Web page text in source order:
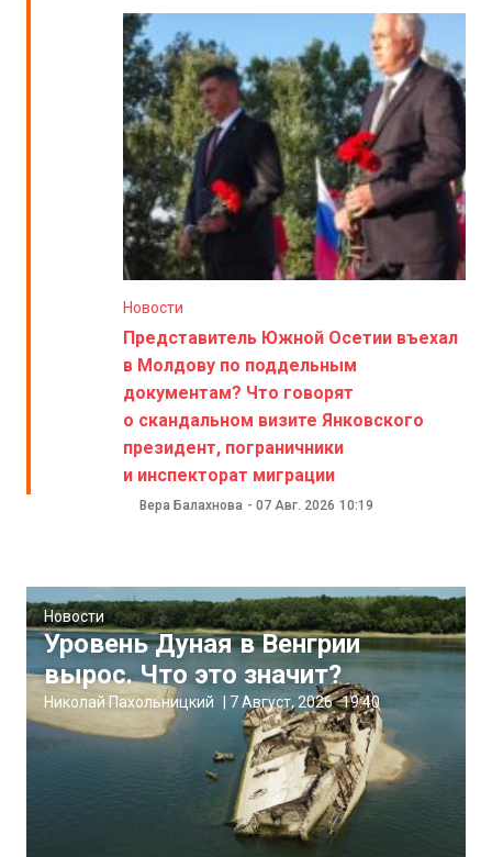
Новости
Представитель Южной Осетии въехал
в Молдову по поддельным
документам? Что говорят
о скандальном визите Янковского
президент, пограничники
и инспекторат миграции
Вера Балахнова - 07 Авг. 2026 10:19
Новости
Уровень Дуная в Венгрии
вырос. Что это значит?
Николай Пахольницкий | 7 Август, 2026 19:40